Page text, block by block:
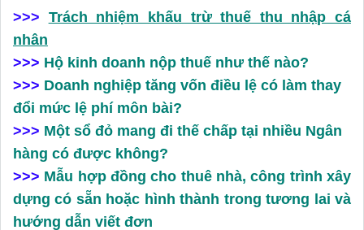
>>> Trách nhiệm khấu trừ thuế thu nhập cá
nhân
>>> Hộ kinh doanh nộp thuế như thế nào?
>>> Doanh nghiệp tăng vốn điều lệ có làm thay
đổi mức lệ phí môn bài?
>>> Một sổ đỏ mang đi thế chấp tại nhiều Ngân
hàng có được không?
>>> Mẫu hợp đồng cho thuê nhà, công trình xây
dựng có sẵn hoặc hình thành trong tương lai và
hướng dẫn viết đơn